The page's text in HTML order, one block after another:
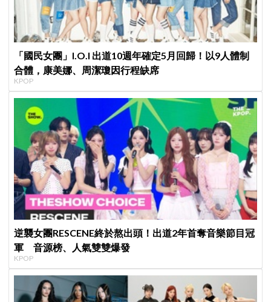
「國民女團」I.O.I 出道10週年確定5月回歸！以9人體制
合體，康美娜、周潔瓊因行程缺席
KPOP
逆襲女團RESCENE終於熬出頭！出道2年首奪音樂節目冠
軍 音源榜、人氣雙雙爆發
KPOP